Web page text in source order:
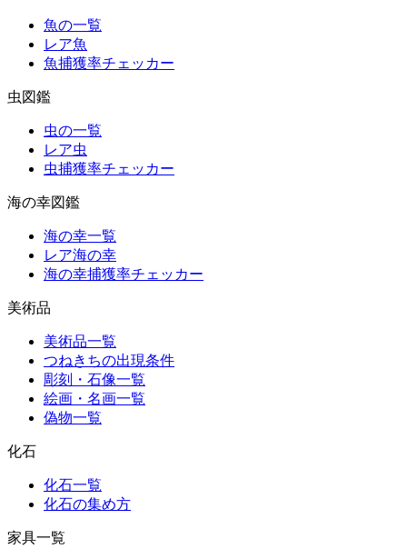
魚の一覧
レア魚
魚捕獲率チェッカー
虫図鑑
虫の一覧
レア虫
虫捕獲率チェッカー
海の幸図鑑
海の幸一覧
レア海の幸
海の幸捕獲率チェッカー
美術品
美術品一覧
つねきちの出現条件
彫刻・石像一覧
絵画・名画一覧
偽物一覧
化石
化石一覧
化石の集め方
家具一覧